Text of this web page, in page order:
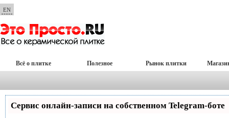
EN
Всё о плитке Полезное Рынок плитки
Сервис онлайн-записи на собственном Telegram-боте